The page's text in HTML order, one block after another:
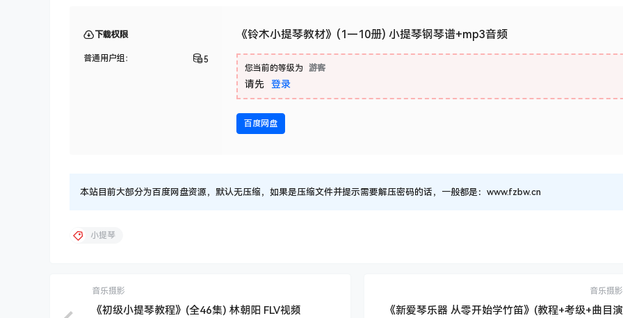
下载权限
普通用户组： 5
《铃木小提琴教材》(1—10册) 小提琴钢琴谱+mp3音频
您当前的等级为 游客
请先 登录
百度网盘
本站目前大部分为百度网盘资源，默认无压缩，如果是压缩文件并提示需要解压密码的话，一般都是：www.fzbw.cn
小提琴
音乐摄影
《初级小提琴教程》(全46集) 林朝阳 FLV视频
音乐摄影
《新爱琴乐器 从零开始学竹笛》(教程+考级+曲目演